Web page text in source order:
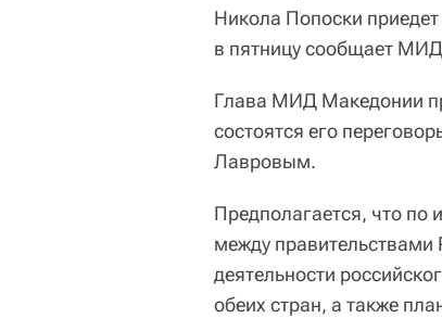
Никола Попоски
в пятницу сообщает
Глава МИД Македонии
состоятся его
Лавровым.
Предполагается, что по
между правительствами
деятельности
обеих стран, а также